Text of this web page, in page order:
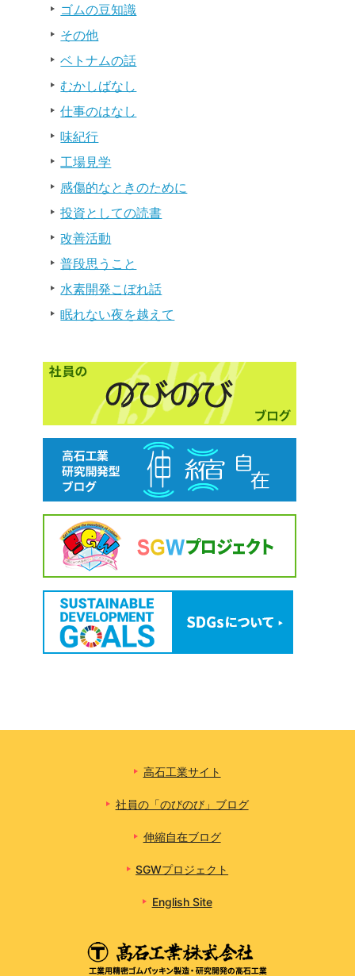
ゴムの豆知識
その他
ベトナムの話
むかしばなし
仕事のはなし
味紀行
工場見学
感傷的なときのために
投資としての読書
改善活動
普段思うこと
水素開発こぼれ話
眠れない夜を越えて
高石工業サイト
社員の「のびのび」ブログ
伸縮自在ブログ
SGWプロジェクト
English Site